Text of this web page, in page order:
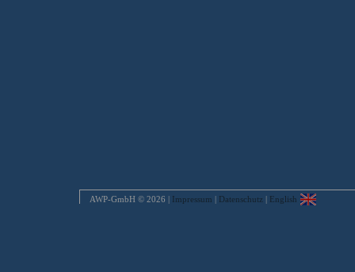
AWP-GmbH © 2026 | Impressum | Datenschutz | English